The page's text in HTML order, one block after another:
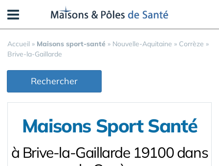
Accueil » Maisons sport-santé » Nouvelle-Aquitaine » Corrèze »
Brive-la-Gaillarde
Rechercher
Maisons Sport Santé
à Brive-la-Gaillarde 19100 dans
Panneau de gestion des cookies